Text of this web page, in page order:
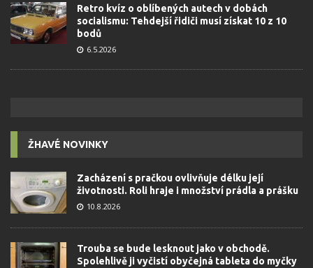
Retro kvíz o oblíbených autech v dobách
socialismu: Tehdejší řidiči musí získat 10 z 10
bodů
6.5.2026
ŽHAVÉ NOVINKY
Zacházení s pračkou ovlivňuje délku její
životnosti. Roli hraje i množství prádla a prášku
10.8.2026
Trouba se bude lesknout jako v obchodě.
Spolehlivě ji vyčistí obyčejná tableta do myčky